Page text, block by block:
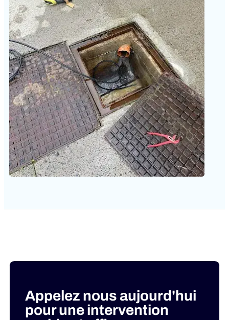
Appelez nous aujourd'hui
pour une intervention